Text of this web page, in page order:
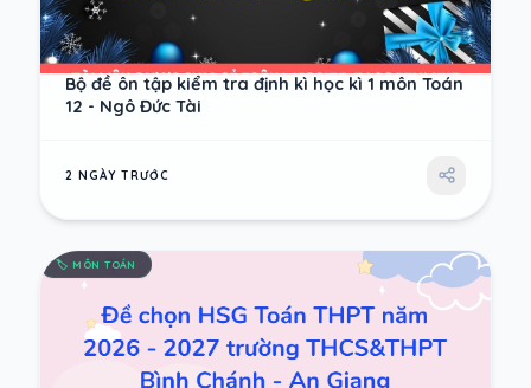
Bộ đề ôn tập kiểm tra định kì học kì 1 môn Toán
12 - Ngô Đức Tài
2 NGÀY TRƯỚC
🏷️ MÔN TOÁN